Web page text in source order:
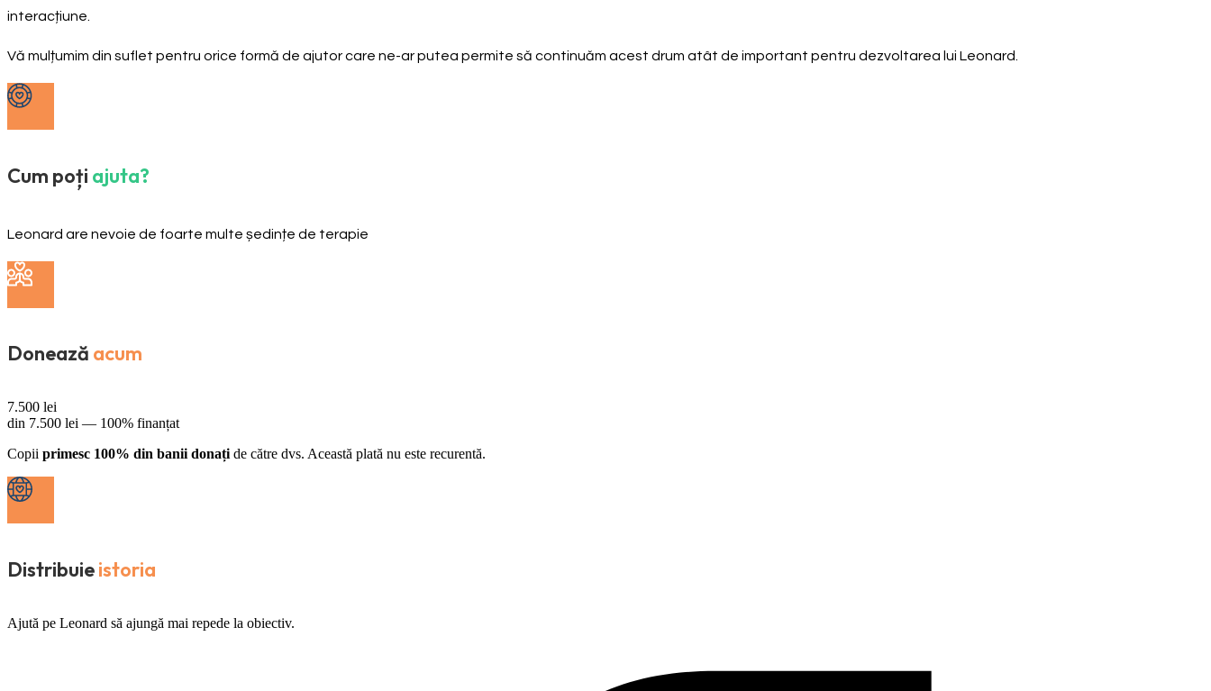
interacțiune.
Vă mulțumim din suflet pentru orice formă de ajutor care ne-ar putea permite să continuăm acest drum atât de important pentru dezvoltarea lui Leonard.
Cum poți ajuta?
Leonard are nevoie de foarte multe ședințe de terapie
Donează acum
7.500 lei
din 7.500 lei — 100% finanțat
Copii primesc 100% din banii donați de către dvs. Această plată nu este recurentă.
Distribuieistoria
Ajută pe Leonard să ajungă mai repede la obiectiv.